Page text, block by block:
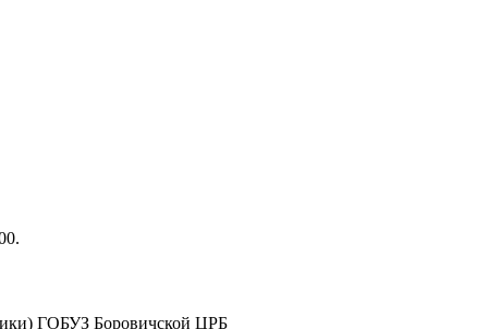
ГОБУЗ Боровичской ЦРБ